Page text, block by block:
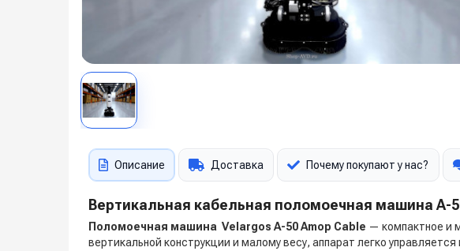
Описание Доставка Почему покупают у нас?
Вертикальная кабельная поломоечная машина A-
Поломоечная машина Velargos A-50 Amop Cable — компактное и
вертикальной конструкции и малому весу, аппарат легко